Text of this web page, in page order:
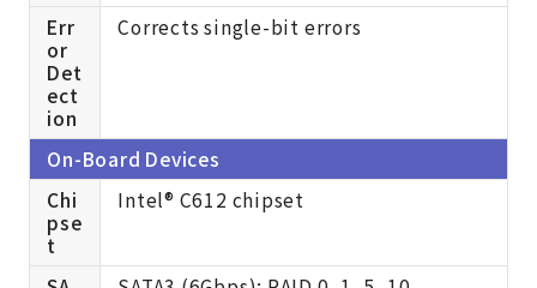
Err
or
Det
ect
ion
Corrects single-bit errors
On-Board Devices
Chi
pse
t
Intel® C612 chipset